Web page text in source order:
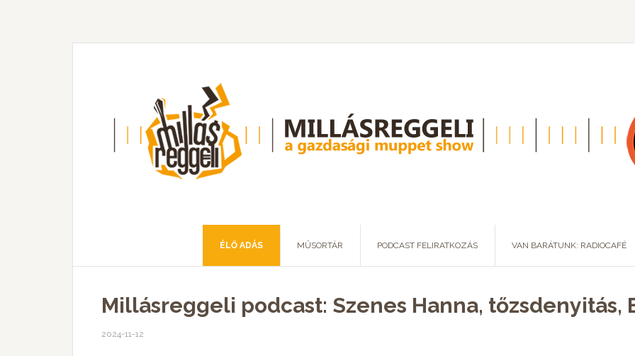
ÉLŐ ADÁS MŰSORTÁR PODCAST FELIRATKOZÁS VAN BARÁTUNK: RADIOCAFÉ
Millásreggeli podcast: Szenes Hanna, tőzsdenyitás,
2024-11-12